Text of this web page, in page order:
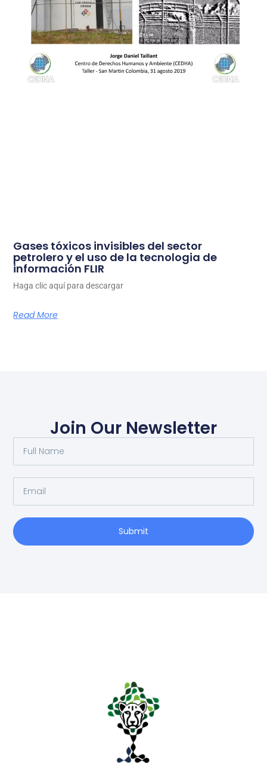
Gases tóxicos invisibles del sector
petrolero y el uso de la tecnologia de
información FLIR
Haga clic aquí para descargar
Read More
Join Our Newsletter
Submit